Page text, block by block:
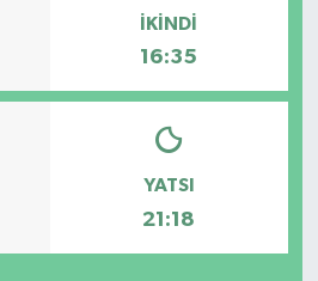
İKINDI
16:35
YATSI
21:18